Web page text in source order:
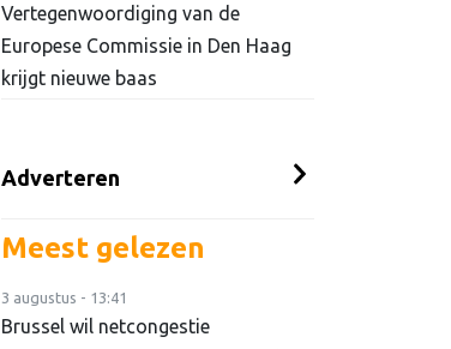
Vertegenwoordiging van de
Europese Commissie in Den Haag
krijgt nieuwe baas
Adverteren
Meest gelezen
3 augustus - 13:41
Brussel wil netcongestie